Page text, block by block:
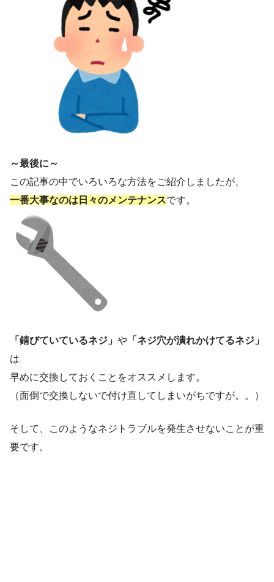
～最後に～
この記事の中でいろいろな方法をご紹介しましたが、
一番大事なのは日々のメンテナンスです。
「錆びていているネジ」 や 「ネジ穴が潰れかけてるネジ」
は
早めに交換しておくことをオススメします。
（面倒で交換しないで付け直してしまいがちですが。。）
そして、このようなネジトラブルを発生させないことが重
要です。